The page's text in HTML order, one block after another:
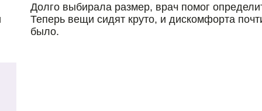
Долго выбирала размер, врач помог
Теперь вещи сидят круто, и дискомфорта
было.